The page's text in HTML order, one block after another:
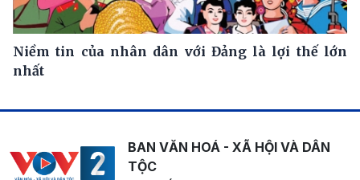
Niềm tin của nhân dân với Đảng là lợi thế lớn
nhất
BAN VĂN HOÁ - XÃ HỘI VÀ DÂN
TỘC